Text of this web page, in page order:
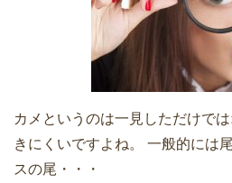
カメというのは一見しただけで
きにくいですよね。 一般的には
スの尾・・・